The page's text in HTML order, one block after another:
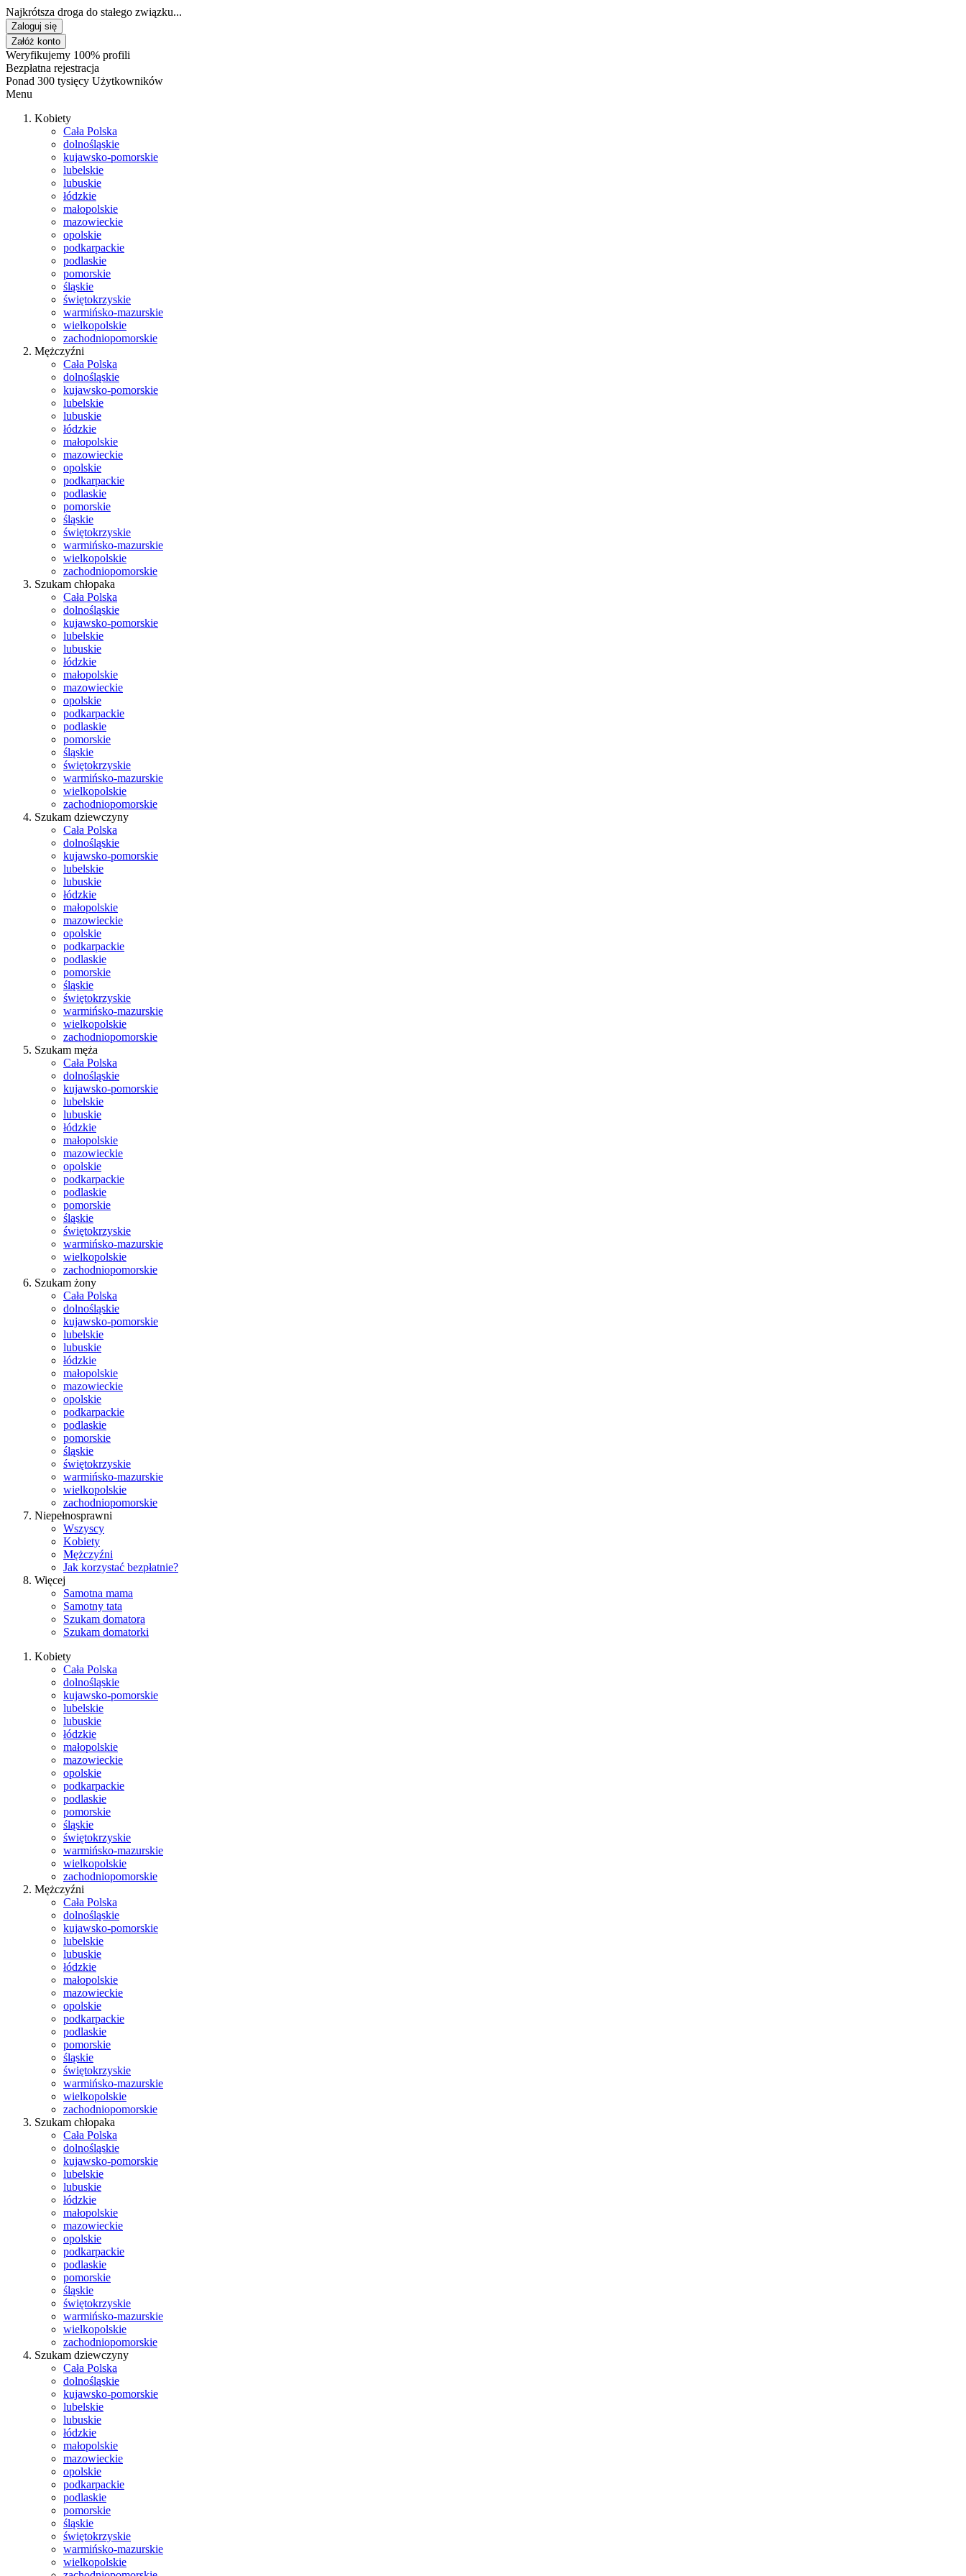
Najkrótsza droga do stałego związku...
Zaloguj się
Załóż konto
Weryfikujemy 100% profili
Bezpłatna rejestracja
Ponad 300 tysięcy Użytkowników
Menu
Kobiety
Cała Polska
dolnośląskie
kujawsko-pomorskie
lubelskie
lubuskie
łódzkie
małopolskie
mazowieckie
opolskie
podkarpackie
podlaskie
pomorskie
śląskie
świętokrzyskie
warmińsko-mazurskie
wielkopolskie
zachodniopomorskie
Mężczyźni
Cała Polska
dolnośląskie
kujawsko-pomorskie
lubelskie
lubuskie
łódzkie
małopolskie
mazowieckie
opolskie
podkarpackie
podlaskie
pomorskie
śląskie
świętokrzyskie
warmińsko-mazurskie
wielkopolskie
zachodniopomorskie
Szukam chłopaka
Cała Polska
dolnośląskie
kujawsko-pomorskie
lubelskie
lubuskie
łódzkie
małopolskie
mazowieckie
opolskie
podkarpackie
podlaskie
pomorskie
śląskie
świętokrzyskie
warmińsko-mazurskie
wielkopolskie
zachodniopomorskie
Szukam dziewczyny
Cała Polska
dolnośląskie
kujawsko-pomorskie
lubelskie
lubuskie
łódzkie
małopolskie
mazowieckie
opolskie
podkarpackie
podlaskie
pomorskie
śląskie
świętokrzyskie
warmińsko-mazurskie
wielkopolskie
zachodniopomorskie
Szukam męża
Cała Polska
dolnośląskie
kujawsko-pomorskie
lubelskie
lubuskie
łódzkie
małopolskie
mazowieckie
opolskie
podkarpackie
podlaskie
pomorskie
śląskie
świętokrzyskie
warmińsko-mazurskie
wielkopolskie
zachodniopomorskie
Szukam żony
Cała Polska
dolnośląskie
kujawsko-pomorskie
lubelskie
lubuskie
łódzkie
małopolskie
mazowieckie
opolskie
podkarpackie
podlaskie
pomorskie
śląskie
świętokrzyskie
warmińsko-mazurskie
wielkopolskie
zachodniopomorskie
Niepełnosprawni
Wszyscy
Kobiety
Mężczyźni
Jak korzystać bezpłatnie?
Więcej
Samotna mama
Samotny tata
Szukam domatora
Szukam domatorki
Kobiety
Cała Polska
dolnośląskie
kujawsko-pomorskie
lubelskie
lubuskie
łódzkie
małopolskie
mazowieckie
opolskie
podkarpackie
podlaskie
pomorskie
śląskie
świętokrzyskie
warmińsko-mazurskie
wielkopolskie
zachodniopomorskie
Mężczyźni
Cała Polska
dolnośląskie
kujawsko-pomorskie
lubelskie
lubuskie
łódzkie
małopolskie
mazowieckie
opolskie
podkarpackie
podlaskie
pomorskie
śląskie
świętokrzyskie
warmińsko-mazurskie
wielkopolskie
zachodniopomorskie
Szukam chłopaka
Cała Polska
dolnośląskie
kujawsko-pomorskie
lubelskie
lubuskie
łódzkie
małopolskie
mazowieckie
opolskie
podkarpackie
podlaskie
pomorskie
śląskie
świętokrzyskie
warmińsko-mazurskie
wielkopolskie
zachodniopomorskie
Szukam dziewczyny
Cała Polska
dolnośląskie
kujawsko-pomorskie
lubelskie
lubuskie
łódzkie
małopolskie
mazowieckie
opolskie
podkarpackie
podlaskie
pomorskie
śląskie
świętokrzyskie
warmińsko-mazurskie
wielkopolskie